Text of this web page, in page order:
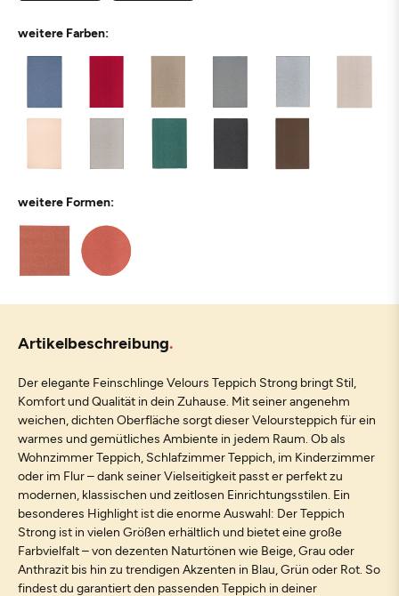
weitere Farben:
weitere Formen:
Artikelbeschreibung
Der elegante Feinschlinge Velours Teppich Strong bringt Stil,
Komfort und Qualität in dein Zuhause. Mit seiner angenehm
weichen, dichten Oberfläche sorgt dieser Veloursteppich für ein
warmes und gemütliches Ambiente in jedem Raum. Ob als
Wohnzimmer Teppich, Schlafzimmer Teppich, im Kinderzimmer
oder im Flur – dank seiner Vielseitigkeit passt er perfekt zu
modernen, klassischen und zeitlosen Einrichtungsstilen. Ein
besonderes Highlight ist die enorme Auswahl: Der Teppich
Strong ist in vielen Größen erhältlich und bietet eine große
Farbvielfalt – von dezenten Naturtönen wie Beige, Grau oder
Anthrazit bis hin zu trendigen Akzenten in Blau, Grün oder Rot. So
findest du garantiert den passenden Teppich in deiner